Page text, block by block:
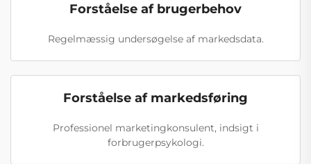
Forståelse af brugerbehov
Regelmæssig undersøgelse af markedsdata.
Forståelse af markedsføring
Professionel marketingkonsulent, indsigt i
forbrugerpsykologi.